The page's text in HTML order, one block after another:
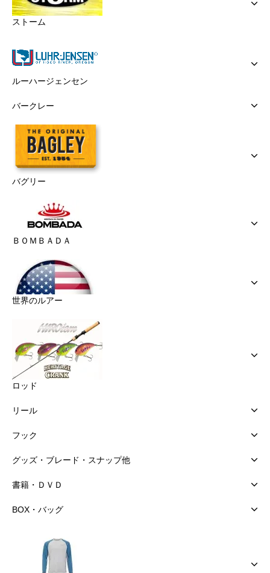
ストーム
ルーハージェンセン
バークレー
バグリー
ＢＯＭＢＡＤＡ
世界のルアー
ロッド
リール
フック
グッズ・ブレード・スナップ他
書籍・ＤＶＤ
BOX・バッグ